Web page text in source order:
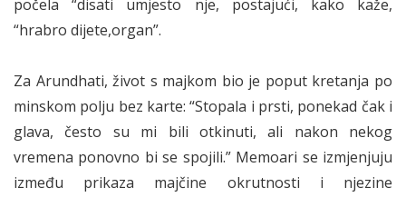
počela “disati umjesto nje, postajući, kako kaže,
“hrabro dijete,organ”.
Za Arundhati, život s majkom bio je poput kretanja po
minskom polju bez karte: “Stopala i prsti, ponekad čak i
glava, često su mi bili otkinuti, ali nakon nekog
vremena ponovno bi se spojili.” Memoari se izmjenjuju
između prikaza majčine okrutnosti i njezine